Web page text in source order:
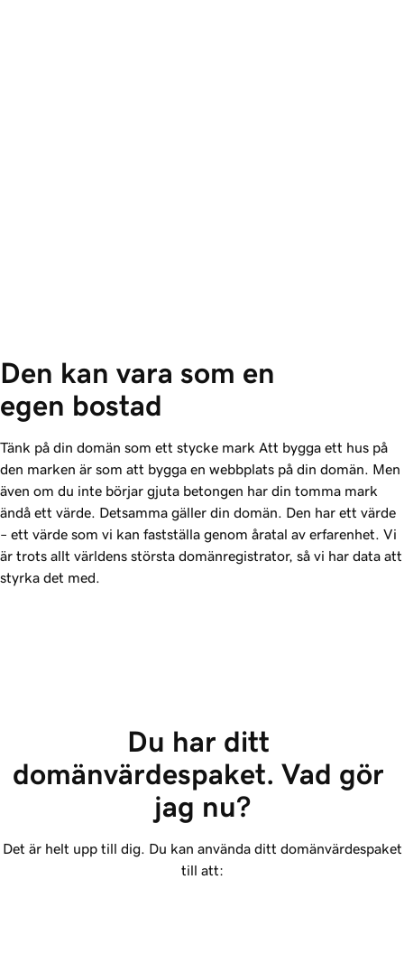
Den kan vara som en
egen bostad
Tänk på din domän som ett stycke mark Att bygga ett hus på
den marken är som att bygga en webbplats på din domän. Men
även om du inte börjar gjuta betongen har din tomma mark
ändå ett värde. Detsamma gäller din domän. Den har ett värde
– ett värde som vi kan fastställa genom åratal av erfarenhet. Vi
är trots allt världens största domänregistrator, så vi har data att
styrka det med.
Du har ditt
domänvärdespaket. Vad gör
jag nu?
Det är helt upp till dig. Du kan använda ditt domänvärdespaket
till att: